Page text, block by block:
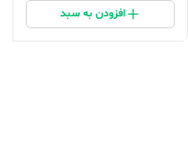
افزودن به سبد